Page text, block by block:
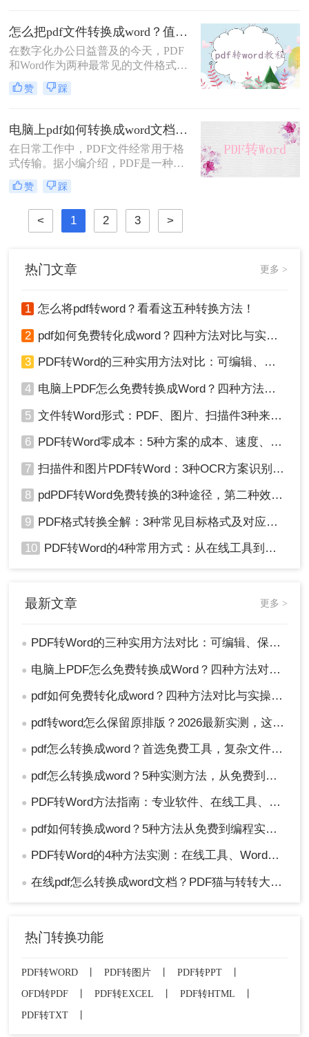
呢？下面将介绍三种常用的方法，帮
助您轻松实现PDF到Word的转换。
怎么把pdf文件转换成word？值得收藏的二种转换方法！
在数字化办公日益普及的今天，PDF
和Word作为两种最常见的文件格式，
各自有着独特的应用场景。PDF文件
以其高度的兼容性和稳定性，在电子
地；而Word文档则以其强大的编辑和
排版功能，在办公文档制作领域发挥
着不可或缺的作用。因此，将PDF文
件转换为Word文档，以满足不同的办
公需求，成为了许多职场人士的必备
技能。
赞 踩
电脑上pdf如何转换成word文档？转转大师二种操作方法分享给你!
在日常工作中，PDF文件经常用于格
式传输。据小编介绍，PDF是一种与
应用程序、操作系统和硬件无关的便
携式文档格式。PDF文件可以保证准
确的颜色和打印效果，无论在哪种打
印机上。难怪PDF格式经常出现在办
公文件传输中。然而，PDF文件的编
小编电脑上pdf如何转换成word文档。
将pdf转word确实是个好方法。让我们
赞 踩
< 1 2 3 >
热门文章 更多 >
1 怎么将pdf转word？看看这五种转换方法！
2 pdf如何免费转化成word？四种方法对比与实操指南（附详细表格）
3 PDF转Word的三种实用方法对比：可编辑、保格式、避风险！
4 电脑上PDF怎么免费转换成Word？四种方法对比与实操指南（附详细表格）!
5 文件转Word形式：PDF、图片、扫描件3种来源分别怎么处理！
6 PDF转Word零成本：5种方案的成本、速度、精度对比！
7 扫描件和图片PDF转Word：3种OCR方案识别率实测！
8 pdPDF转Word免费转换的3种途径，第二种效率最高！
9 PDF格式转换全解：3种常见目标格式及对应操作方法！
10 PDF转Word的4种常用方式：从在线工具到桌面软件全梳理！
最新文章 更多 >
● PDF转Word的三种实用方法对比：可编辑、保格式、避风险！
● 电脑上PDF怎么免费转换成Word？四种方法对比与实操指南（附详细表格）!
● pdf如何免费转化成word？四种方法对比与实操指南（附详细表格）
● pdf转word怎么保留原排版？2026最新实测，这5种方法从免费到专业全搞定！
● pdf怎么转换成word？首选免费工具，复杂文件再上专业软件！
● pdf怎么转换成word？5种实测方法，从免费到专业全攻略！
● PDF转Word方法指南：专业软件、在线工具、Word内置与改后缀名4种方案对比！
● pdf如何转换成word？5种方法从免费到编程实测对比！
● PDF转Word的4种方法实测：在线工具、Word、Adobe与开源软件对比！！
● 在线pdf怎么转换成word文档？PDF猫与转转大师2种在线工具使用指南与功能对比！
热门转换功能
PDF转WORD PDF转图片 PDF转PPT
OFD转PDF
PDF转EXCEL PDF转HTML
PDF转TXT